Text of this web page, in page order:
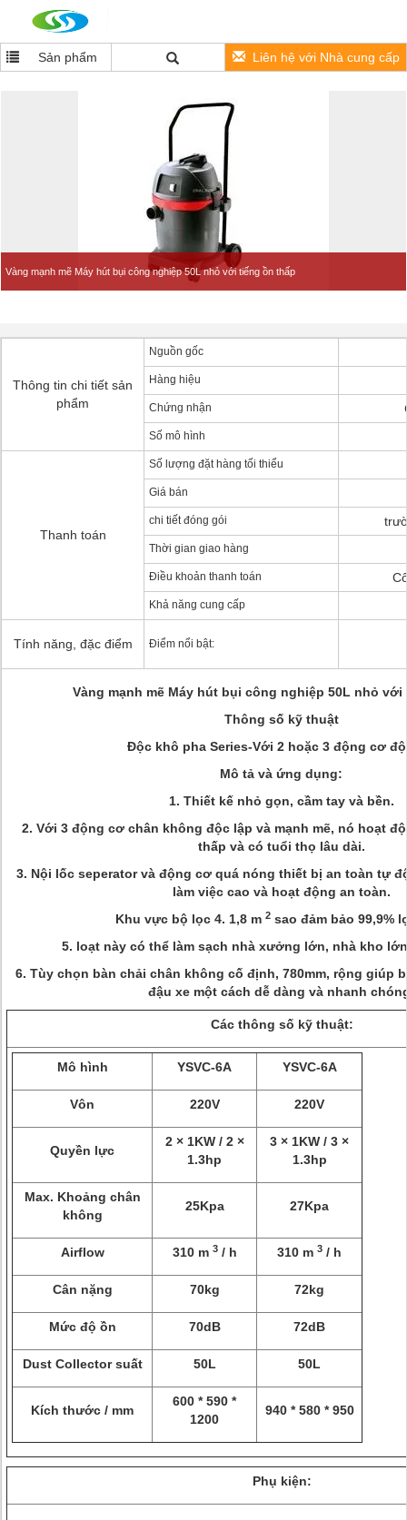
Sản phẩm Liên hệ với Nhà cung cấp
Vàng mạnh mẽ Máy hút bụi công nghiệp 50L nhỏ với tiếng ồn thấp
Thông tin chi tiết sản
phẩm
Nguồn gốc
Hàng hiệu
Chứng nhận
Số mô hình
Thanh toán
Số lượng đặt hàng tối thiểu
Giá bán
chi tiết đóng gói
Thời gian giao hàng
Điều khoản thanh toán
Khả năng cung cấp
Tính năng, đặc điểm Điểm nổi bật:
Vàng mạnh mẽ Máy hút bụi công nghiệp 50L nhỏ
Thông số kỹ thuật
Độc khô pha Series-Với 2 hoặc 3 động cơ
Mô tả và ứng dụng:
1. Thiết kế nhỏ gọn, cầm tay và bền.
2. Với 3 động cơ chân không độc lập và mạnh mẽ, nó hoạt
thấp và có tuổi thọ lâu dài.
3. Nội lốc seperator và động cơ quá nóng thiết bị an toàn tự
làm việc cao và hoạt động an toàn.
Khu vực bộ lọc 4. 1,8 m 2 sao đảm bảo 99,9%
5. loạt này có thể làm sạch nhà xưởng lớn, nhà kho
6. Tùy chọn bàn chải chân không cố định, 780mm, rộng giúp
đậu xe một cách dễ dàng và nhanh
Các thông số kỹ thuật:
Mô hình YSVC-6A YSVC-6A
Vôn 220V 220V
Quyền lực
2 × 1KW / 2 ×
1.3hp
3 × 1KW / 3 ×
1.3hp
Max. Khoảng chân
không
25Kpa 27Kpa
Airflow 310 m 3/ h 310 m 3 / h
Cân nặng 70kg 72kg
Mức độ ồn 70dB 72dB
Dust Collector suất 50L 50L
Kích thước / mm
600 * 590 *
1200
940 * 580 * 950
Phụ kiện: